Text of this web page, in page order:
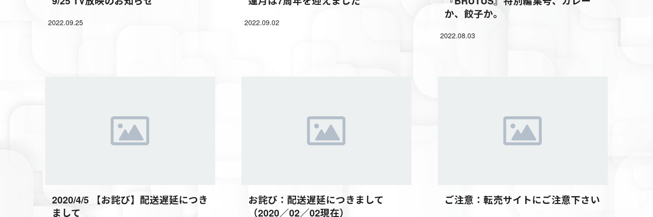
2022.09.25 2022.09.02
か、餃子か。
2022.08.03
2020/4/5 【お詫び】配送遅延につき
まして
お詫び：配送遅延につきまして
（2020／02／02現在）
ご注意：転売サイトにご注意下さい